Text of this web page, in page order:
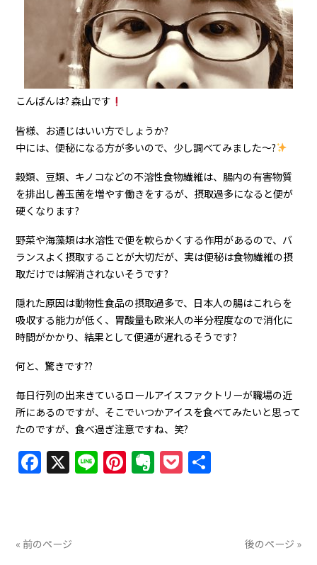
こんばんは? 森山です
皆様、お通じはいい方でしょうか?
中には、便秘になる方が多いので、少し調べてみました〜?
穀類、豆類、キノコなどの不溶性食物繊維は、腸内の有害物質
を排出し善玉菌を増やす働きをするが、摂取過多になると便が
硬くなります?
野菜や海藻類は水溶性で便を軟らかくする作用があるので、バ
ランスよく摂取することが大切だが、実は便秘は食物繊維の摂
取だけでは解消されないそうです?
隠れた原因は動物性食品の摂取過多で、日本人の腸はこれらを
吸収する能力が低く、胃酸量も欧米人の半分程度なので消化に
時間がかかり、結果として便通が遅れるそうです?
何と、驚きです??
毎日行列の出来きているロールアイスファクトリーが職場の近
所にあるのですが、そこでいつかアイスを食べてみたいと思って
たのですが、食べ過ぎ注意ですね、笑?
Facebook
X LinePinterest
Evernote
Pocket
« 前のページ 後のページ »